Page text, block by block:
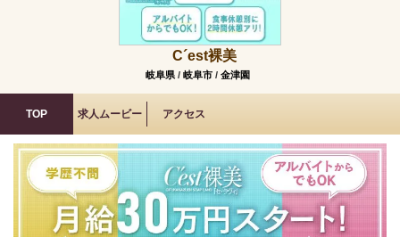
C´est裸美
岐阜県 / 岐阜市 / 金津園
TOP 求人ムービー アクセス